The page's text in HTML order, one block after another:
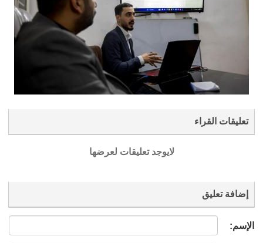
تعليقات القراء
لايوجد تعليقات لعرضها
إضافة تعليق
الإسم: